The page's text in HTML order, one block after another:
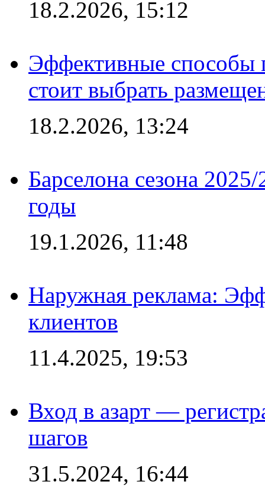
18.2.2026, 15:12
Эффективные способы
стоит выбрать
18.2.2026, 13:24
Барселона сезона
годы
19.1.2026, 11:48
Наружная реклама:
клиентов
11.4.2025, 19:53
Вход в азарт —
шагов
31.5.2024, 16:44